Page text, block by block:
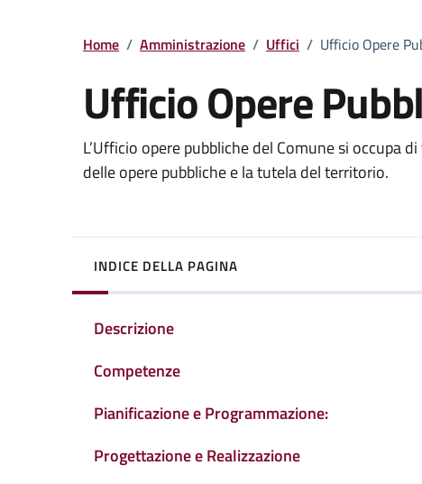
Dettagli dell'ufficio
Home / Amministrazione / Uffici / Ufficio Opere
Ufficio Opere
L’Ufficio opere pubbliche del Comune si occupa
delle opere pubbliche e la tutela del territorio.
INDICE DELLA PAGINA
Descrizione
Competenze
Pianificazione e Programmazione:
Progettazione e Realizzazione